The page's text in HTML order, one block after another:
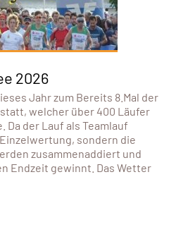
2026
Jahr zum Bereits 8.Mal der
welcher über 400 Läufer
Da der Lauf als Teamlauf
sondern die
zusammenaddiert und
Endzeit gewinnt. Das Wetter